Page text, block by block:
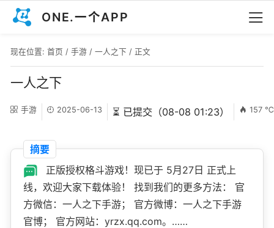
ONE.一个APP
现在位置: 首页 / 手游 / 一人之下 / 正文
一人之下
手游 2025-06-13 ⏳ 已提交（08-08 01:23） 157 ℃
摘要
正版授权格斗游戏！现已于 5月27日 正式上
线，欢迎大家下载体验！ 找到我们的更多方法： 官
方微信：一人之下手游； 官方微博：一人之下手游
官博； 官方网站：yrzx.qq.com。……